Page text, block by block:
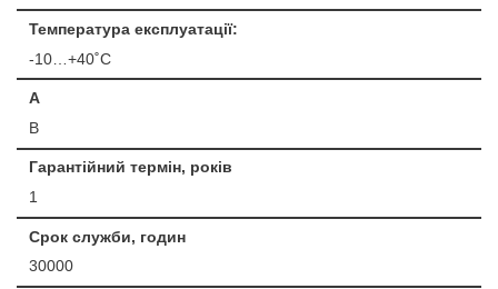
Температура експлуатації:
-10…+40˚С
A
B
Гарантійний термін, років
1
Срок служби, годин
30000